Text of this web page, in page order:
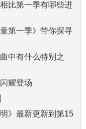
比第一季有哪些进
第一季》带你探寻
中有什么特别之
耀登场
》最新更新到第15